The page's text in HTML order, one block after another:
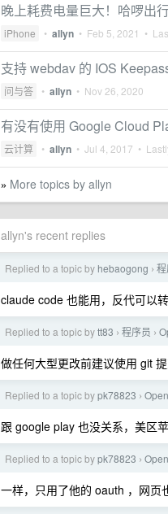
晚上耗费电量巨大！哈啰出
iPhone • allyn • Feb 5, 2021 •
支持 webdav 的 IOS
问与答 • allyn • Nov 26, 2020
有没有使用 Google Cloud
云计算 • allyn • Jul 4, 2017 •
» More topics by allyn
allyn's recent replies
Replied to a topic by hebaogong ›
claude code 也能用，反代可以
Replied to a topic bytt83 › 程序员 ›
做任何大型更改前建议使用 git
Replied to a topic bypk78823 ›
跟 google play 也没关系，美区
Replied to a topic bypk78823 ›
一样，只用了他的 oauth ，网页